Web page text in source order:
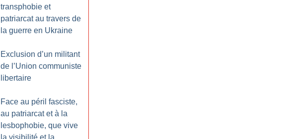
transphobie et
patriarcat au travers de
la guerre en Ukraine
Exclusion d’un militant
de l’Union communiste
libertaire
Face au péril fasciste,
au patriarcat et à la
lesbophobie, que vive
la visibilité et la